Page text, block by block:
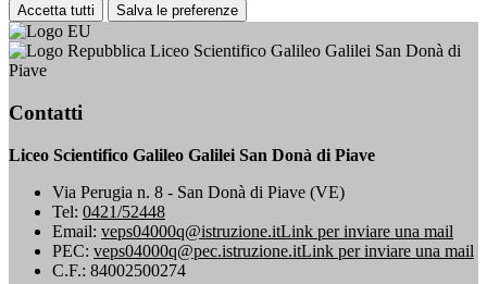
Accetta tutti Salva le preferenze
Liceo Scientifico Galileo Galilei San Donà di
Piave
Contatti
Liceo Scientifico Galileo Galilei San Donà di Piave
Via Perugia n. 8 - San Donà di Piave (VE)
Tel: 0421/52448
Email: veps04000q@istruzione.itLink per inviare una mail
PEC: veps04000q@pec.istruzione.itLink per inviare una mail
C.F.: 84002500274